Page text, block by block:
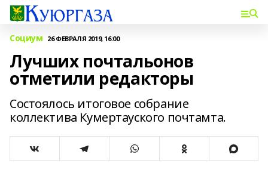
Социум 26 ФЕВРАЛЯ 2019, 16:00
Лучших почтальонов
отметили редакторы
Состоялось итоговое собрание
коллектива Кумертауского почтамта.